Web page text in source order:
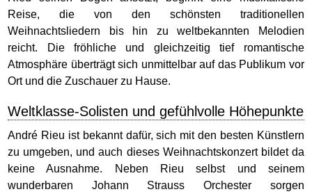
Reise, die von den schönsten traditionellen
Weihnachtsliedern bis hin zu weltbekannten Melodien
reicht. Die fröhliche und gleichzeitig tief romantische
Atmosphäre überträgt sich unmittelbar auf das Publikum vor
Ort und die Zuschauer zu Hause.
Weltklasse-Solisten und gefühlvolle Höhepunkte
André Rieu ist bekannt dafür, sich mit den besten Künstlern
zu umgeben, und auch dieses Weihnachtskonzert bildet da
keine Ausnahme. Neben Rieu selbst und seinem
wunderbaren Johann Strauss Orchester sorgen